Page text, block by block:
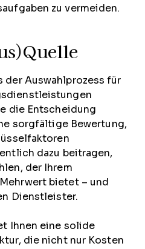
zu vermeiden.
der Auswahlprozess für
die Entscheidung
sorgfältige Bewertung,
dazu beitragen,
der Ihrem
bietet – und
Dienstleister.
Ihnen eine solide
die nicht nur Kosten